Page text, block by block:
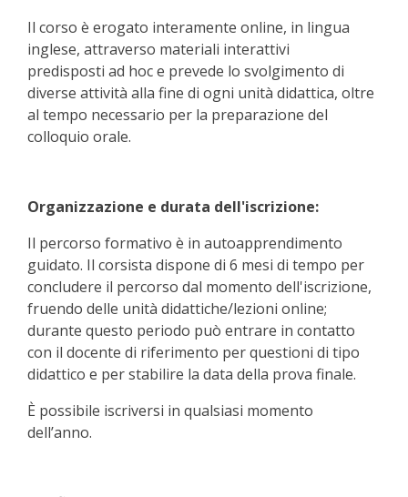
Il corso è erogato interamente online, in lingua
inglese, attraverso materiali interattivi
predisposti ad hoc e prevede lo svolgimento di
diverse attività alla fine di ogni unità didattica, oltre
al tempo necessario per la preparazione del
colloquio orale.
Organizzazione e durata dell'iscrizione:
Il percorso formativo è in autoapprendimento
guidato. Il corsista dispone di 6 mesi di tempo per
concludere il percorso dal momento dell'iscrizione,
fruendo delle unità didattiche/lezioni online;
durante questo periodo può entrare in contatto
con il docente di riferimento per questioni di tipo
didattico e per stabilire la data della prova finale.
È possibile iscriversi in qualsiasi momento
dell’anno.